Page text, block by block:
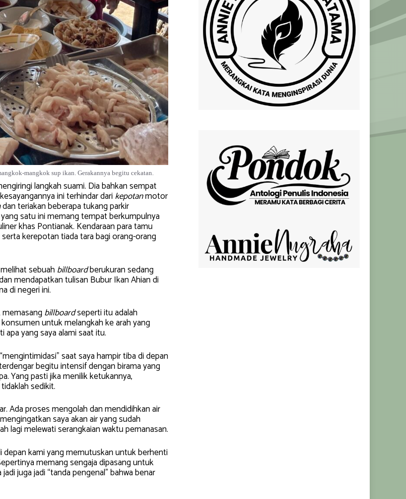
mangkok sup ikan. Gerakannya begitu cekatan.
langkah suami. Dia bahkan sempat
ini terhindar dari kepotanmotor
dan teriakan beberapa tukang parkir
satu ini memang tempat berkumpulnya
khas Pontianak. Kendaraan para tamu
kerepotan tiada tara bagi orang-orang
sebuah billboardberukuran sedang
mendapatkan tulisan Bubur Ikan Ahian di
di negeri ini.
billboardseperti itu adalah
untuk melangkah ke arah yang
apa yang saya alami saat itu.
saat saya hampir tiba di depan
begitu intensif dengan birama yang
Yang pasti jika menilik ketukannya,
sedikit.
Ada proses mengolah dan mendidihkan air
saya akan air yang sudah
lagi melewati serangkaian waktu pemanasan.
depan kami yang memutuskan untuk berhenti
memang sengaja dipasang untuk
juga jadi “tanda pengenal” bahwa benar